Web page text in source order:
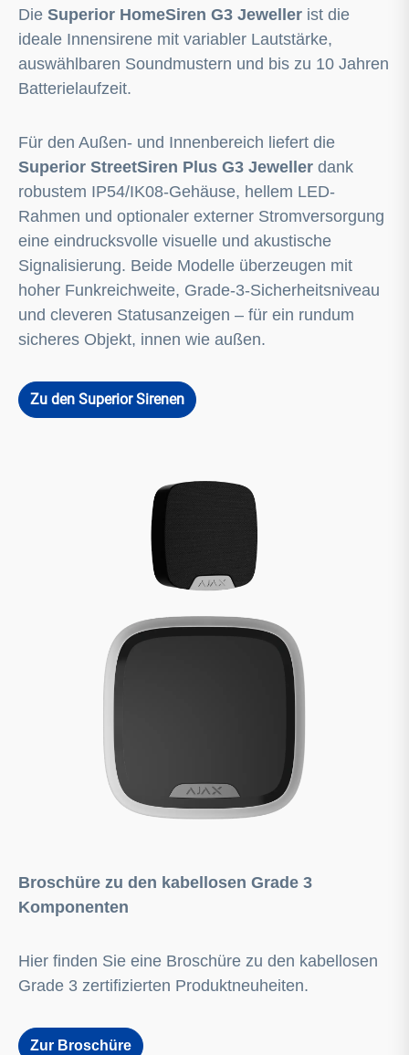
Die Superior HomeSiren G3 Jeweller ist die
ideale Innensirene mit variabler Lautstärke,
auswählbaren Soundmustern und bis zu 10 Jahren
Batterielaufzeit.
Für den Außen- und Innenbereich liefert die
Superior StreetSiren Plus G3 Jeweller dank
robustem IP54/IK08-Gehäuse, hellem LED-
Rahmen und optionaler externer Stromversorgung
eine eindrucksvolle visuelle und akustische
Signalisierung. Beide Modelle überzeugen mit
hoher Funkreichweite, Grade-3-Sicherheitsniveau
und cleveren Statusanzeigen – für ein rundum
sicheres Objekt, innen wie außen.
Zu den Superior Sirenen
Broschüre zu den kabellosen Grade 3
Komponenten
Hier finden Sie eine Broschüre zu den kabellosen
Grade 3 zertifizierten Produktneuheiten.
Zur Broschüre